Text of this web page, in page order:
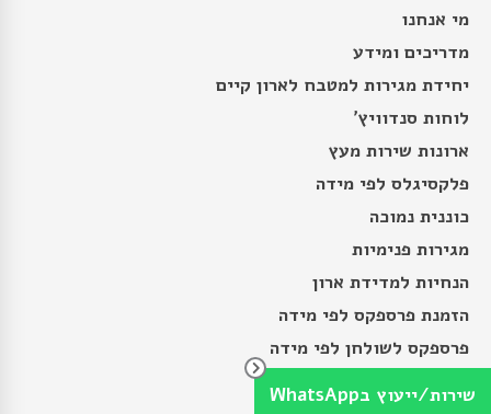
מי אנחנו
מדריכים ומידע
יחידת מגירות למטבח לארון קיים
לוחות סנדוויץ’
ארונות שירות מעץ
פלקסיגלס לפי מידה
כוננית נמוכה
מגירות פנימיות
הנחיות למדידת ארון
הזמנת פרספקס לפי מידה
פרספקס לשולחן לפי מידה
שירות/ייעוץ בWhatsApp